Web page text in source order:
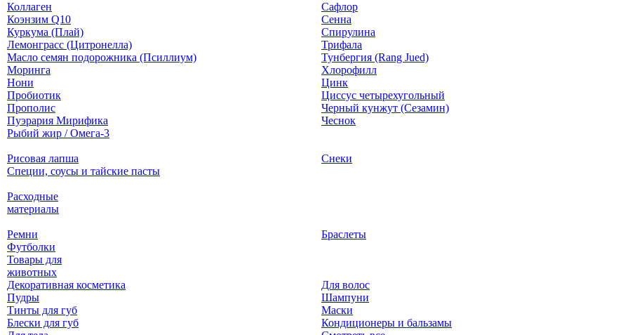
Коллаген
Коэнзим Q10
Куркума (Плай)
Лемонграсс (Цитронелла)
Масло семян подорожника (Псиллиум)
Моринга
Нони
Пробиотик
Прополис
Пуэрария Мирифика
Рыбий жир / Омега-3
Сафлор
Сенна
Спирулина
Трифала
Тунбергия (Rang Jued)
Хлорофилл
Цинк
Циссус четырехугольный
Черный кунжут (Сезамин)
Чеснок
Рисовая лапша
Специи, соусы и тайские пасты
Снеки
Расходные
материалы
Ремни
Футболки
Браслеты
Товары для
животных
Декоративная косметика
Пудры
Тинты для губ
Блески для губ
Для волос
Шампуни
Маски
Кондиционеры и бальзамы